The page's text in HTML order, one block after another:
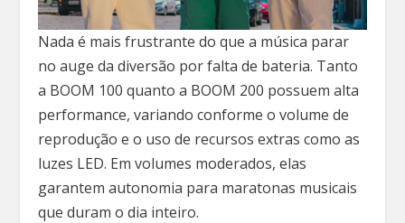
Nada é mais frustrante do que a música parar
no auge da diversão por falta de bateria. Tanto
a BOOM 100 quanto a BOOM 200 possuem alta
performance, variando conforme o volume de
reprodução e o uso de recursos extras como as
luzes LED. Em volumes moderados, elas
garantem autonomia para maratonas musicais
que duram o dia inteiro.